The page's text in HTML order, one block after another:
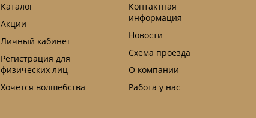
Каталог
Акции
Личный кабинет
Регистрация для
физических лиц
Хочется волшебства
Контактная
информация
Новости
Схема проезда
О компании
Работа у нас